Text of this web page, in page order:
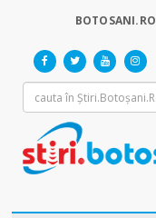
BOTOSANI.RO